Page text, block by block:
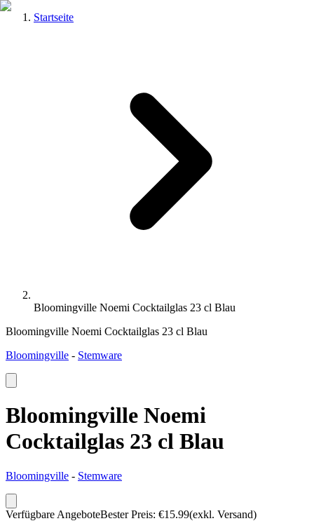
Startseite
Bloomingville Noemi Cocktailglas 23 cl Blau
Bloomingville Noemi Cocktailglas 23 cl Blau
Bloomingville - Stemware
Bloomingville Noemi
Cocktailglas 23 cl Blau
Bloomingville - Stemware
Verfügbare AngeboteBester Preis: €15.99(exkl. Versand)